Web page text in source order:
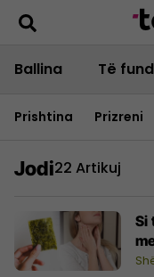
Ballina Të
Prishtina Prizreni
Jodi22 Artikuj
Si